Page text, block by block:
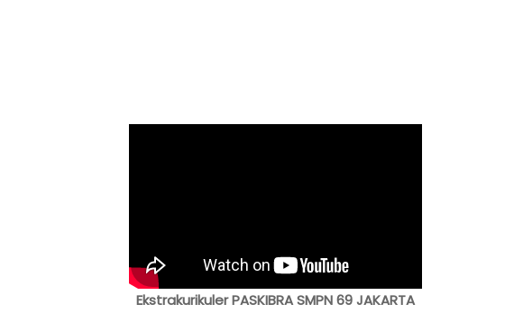
Ekstrakurikuler PASKIBRA SMPN 69 JAKARTA